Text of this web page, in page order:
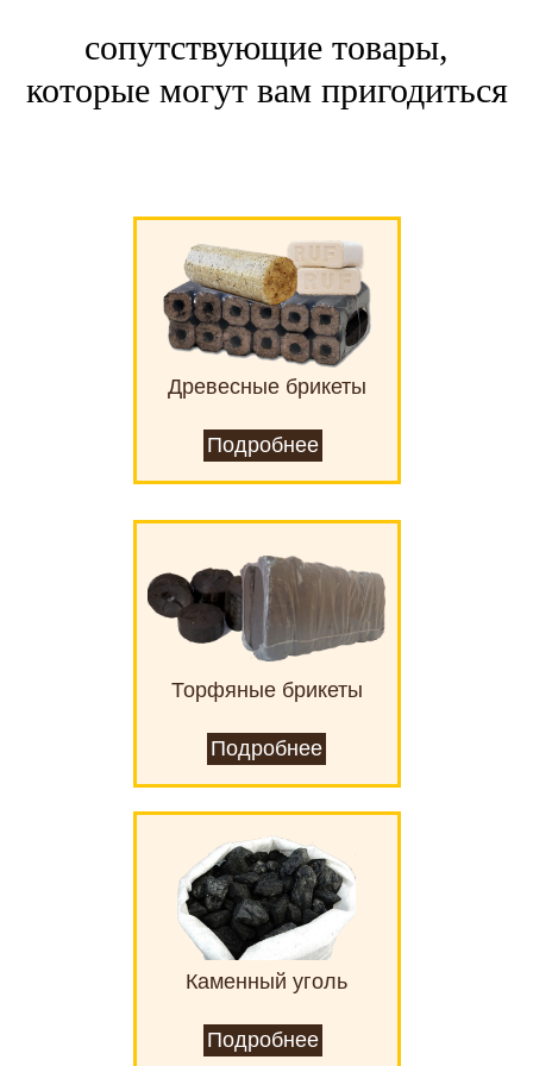
сопутствующие товары,
которые могут вам пригодиться
Древесные брикеты
Подробнее
Торфяные брикеты
Подробнее
Каменный уголь
Подробнее